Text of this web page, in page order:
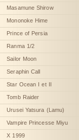
Masamune Shirow
Mononoke Hime
Prince of Persia
Ranma 1/2
Sailor Moon
Seraphin Call
Star Ocean I et II
Tomb Raider
Urusei Yatsura (Lamu)
Vampire Princesse Miyu
X 1999